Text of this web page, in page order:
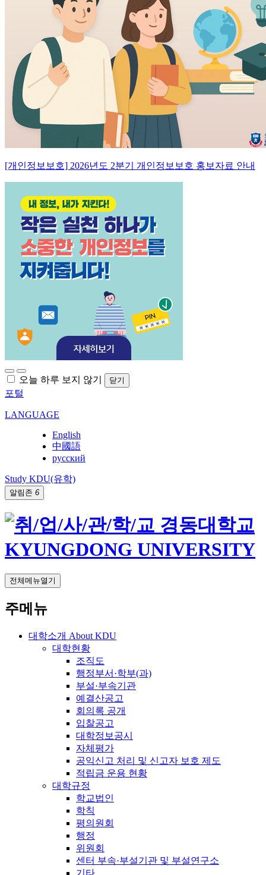
[개인정보보호] 2026년도 2분기 개인정보보호 홍보자료 안내
오늘 하루 보지 않기 닫기
포털
LANGUAGE
English
中國語
русский
Study KDU(유학)
알림존 6
전체메뉴열기
주메뉴
대학소개 About KDU
대학현황
조직도
행정부서·학부(과)
부설·부속기관
예결산공고
회의록 공개
입찰공고
대학정보공시
자체평가
공익신고 처리 및 신고자 보호 제도
적립금 운용 현황
대학규정
학교법인
학칙
평의원회
행정
위원회
센터 부속·부설기관 및 부설연구소